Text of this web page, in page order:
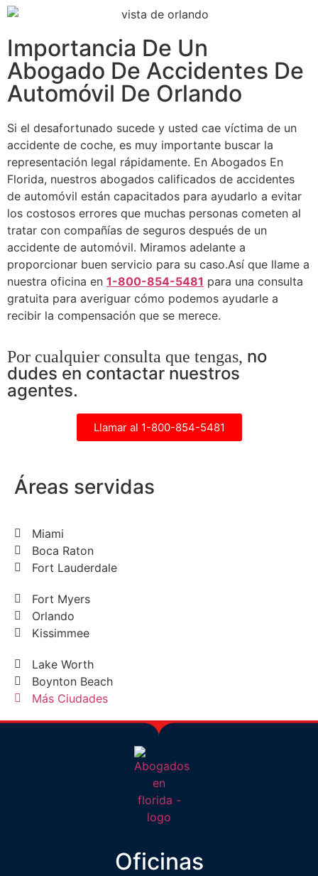
Importancia De Un
Abogado De Accidentes De
Automóvil De Orlando
Si el desafortunado sucede y usted cae víctima de un
accidente de coche, es muy importante buscar la
representación legal rápidamente. En Abogados En
Florida, nuestros abogados calificados de accidentes
de automóvil están capacitados para ayudarlo a evitar
los costosos errores que muchas personas cometen al
tratar con compañías de seguros después de un
accidente de automóvil. Miramos adelante a
proporcionar buen servicio para su caso.Así que llame a
nuestra oficina en 1-800-854-5481 para una consulta
gratuita para averiguar cómo podemos ayudarle a
recibir la compensación que se merece.
Por cualquier consulta que tengas, no
dudes en contactar nuestros
agentes.
Llamar al 1-800-854-5481
Áreas servidas
Miami
Boca Raton
Fort Lauderdale
Fort Myers
Orlando
Kissimmee
Lake Worth
Boynton Beach
Más Ciudades
Oficinas